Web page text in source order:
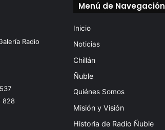
Radio
828
Menú de Navegación
Inicio
Noticias
Chillán
Ñuble
Quiénes Somos
Misión y Visión
Historia de Radio Ñuble